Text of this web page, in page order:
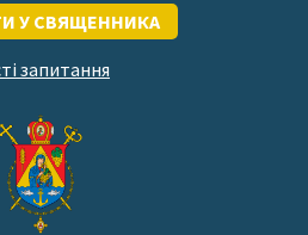
У СВЯЩЕННИКА
запитання